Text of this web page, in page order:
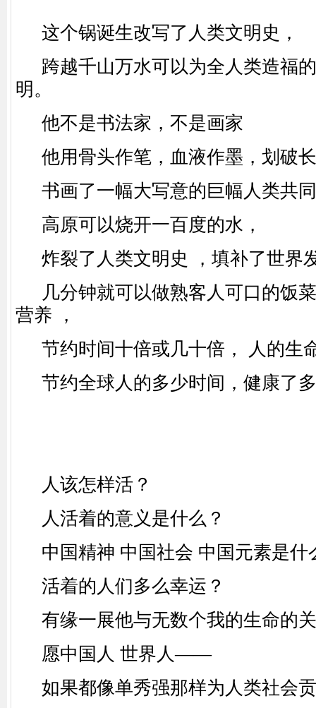
这个锅诞生改写了人类文明史，
跨越千山万水可以为全人类造福
明。
他不是书法家，不是画家
他用骨头作笔，血液作墨，划破
书画了一幅大写意的巨幅人类共
高原可以烧开一百度的水，
炸裂了人类文明史
，填补了世界
几分钟就可以做熟客人可口的饭
营养 ，
节约时间十倍或几十倍，
人的生
节约全球人的多少时间，健康了
人该怎样活？
人活着的意义是什么？
中国精神 中国社会 中国元素是什
活着的人们多么幸运？
有缘一展他与无数个我的生命的
愿中国人 世界人——
如果都像单秀强那样为人类社会